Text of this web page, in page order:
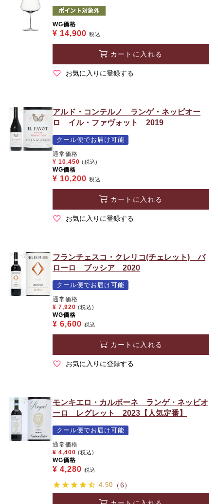
WG価格
¥ 14,900 税込
カートに入れる
お気に入りに登録する
アルド・コンテルノ ランゲ・ネッビオー
ロ イル・ファヴォット 2019
クール便でお届け可能
通常価格
¥ 10,450 (税込)
WG価格
¥ 10,200 税込
カートに入れる
お気に入りに登録する
フランチェスコ・クレリコ(チェレット) バ
ローロ ブッシア 2020
クール便でお届け可能
通常価格
¥ 7,920 (税込)
WG価格
¥ 6,600 税込
カートに入れる
お気に入りに登録する
モンキエロ・カルボーネ ランゲ・ネッビオ
ーロ レグレット 2023【人気定番】
クール便でお届け可能
通常価格
¥ 4,400 (税込)
WG価格
¥ 4,280 税込
4.50 （6）